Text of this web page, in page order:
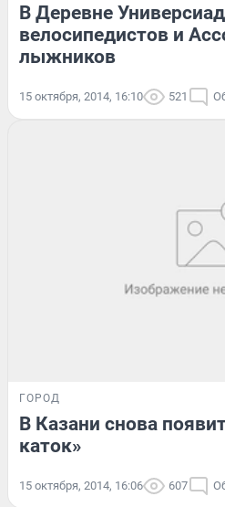
В Деревне
велосипедистов и
лыжников
15 октября, 2014, 16:10 521
ГОРОД
В Казани снова
каток»
15 октября, 2014, 16:06 607